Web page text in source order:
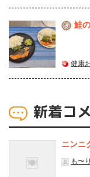
3 鮭
健康
新着コ
ニンニ
も〜り